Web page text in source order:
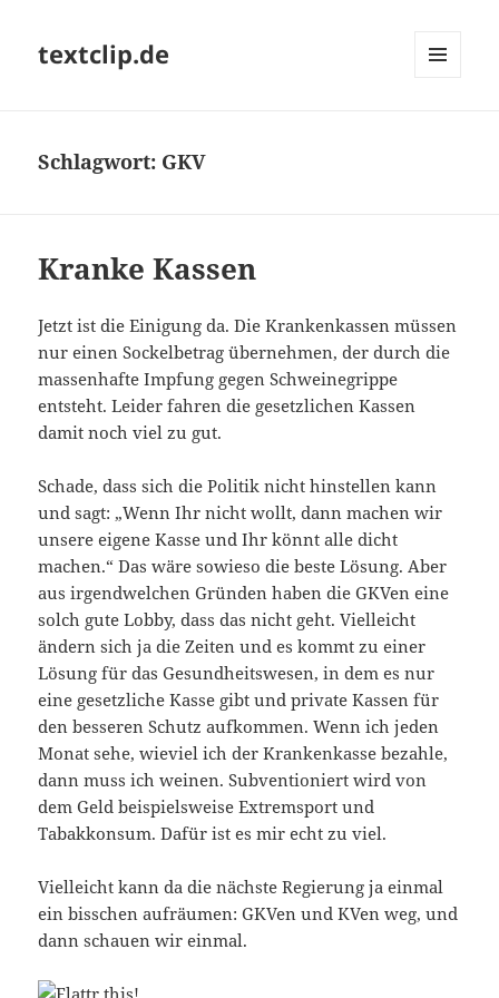
textclip.de
Schlagwort: GKV
Kranke Kassen
Jetzt ist die Einigung da. Die Krankenkassen müssen
nur einen Sockelbetrag übernehmen, der durch die
massenhafte Impfung gegen Schweinegrippe
entsteht. Leider fahren die gesetzlichen Kassen
damit noch viel zu gut.
Schade, dass sich die Politik nicht hinstellen kann
und sagt: „Wenn Ihr nicht wollt, dann machen wir
unsere eigene Kasse und Ihr könnt alle dicht
machen.“ Das wäre sowieso die beste Lösung. Aber
aus irgendwelchen Gründen haben die GKVen eine
solch gute Lobby, dass das nicht geht. Vielleicht
ändern sich ja die Zeiten und es kommt zu einer
Lösung für das Gesundheitswesen, in dem es nur
eine gesetzliche Kasse gibt und private Kassen für
den besseren Schutz aufkommen. Wenn ich jeden
Monat sehe, wieviel ich der Krankenkasse bezahle,
dann muss ich weinen. Subventioniert wird von
dem Geld beispielsweise Extremsport und
Tabakkonsum. Dafür ist es mir echt zu viel.
Vielleicht kann da die nächste Regierung ja einmal
ein bisschen aufräumen: GKVen und KVen weg, und
dann schauen wir einmal.